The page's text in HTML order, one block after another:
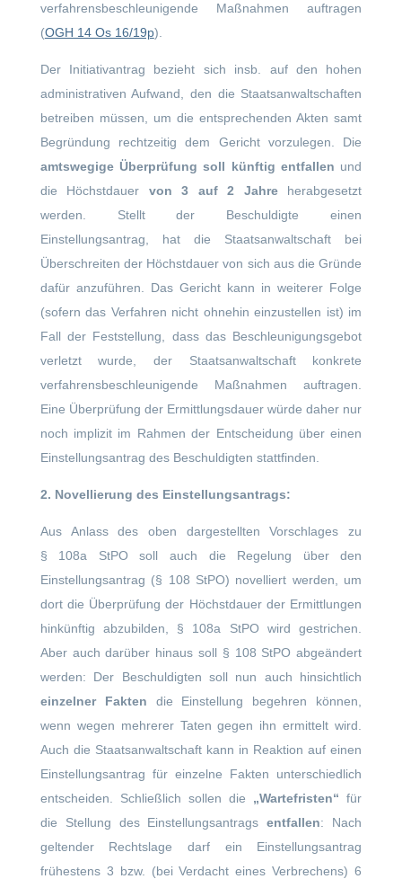
verfahrensbeschleunigende Maßnahmen auftragen
(OGH 14 Os 16/19p).
Der Initiativantrag bezieht sich insb. auf den hohen
administrativen Aufwand, den die Staatsanwaltschaften
betreiben müssen, um die entsprechenden Akten samt
Begründung rechtzeitig dem Gericht vorzulegen. Die
amtswegige Überprüfung soll künftig entfallen und
die Höchstdauer von 3 auf 2 Jahreherabgesetzt
werden. Stellt der Beschuldigte einen
Einstellungsantrag, hat die Staatsanwaltschaft bei
Überschreiten der Höchstdauer von sich aus die Gründe
dafür anzuführen. Das Gericht kann in weiterer Folge
(sofern das Verfahren nicht ohnehin einzustellen ist) im
Fall der Feststellung, dass das Beschleunigungsgebot
verletzt wurde, der Staatsanwaltschaft konkrete
verfahrensbeschleunigende Maßnahmen auftragen.
Eine Überprüfung der Ermittlungsdauer würde daher nur
noch implizit im Rahmen der Entscheidung über einen
Einstellungsantrag des Beschuldigten stattfinden.
2. Novellierung des Einstellungsantrags:
Aus Anlass des oben dargestellten Vorschlages zu
§ 108a StPO soll auch die Regelung über den
Einstellungsantrag (§ 108 StPO) novelliert werden, um
dort die Überprüfung der Höchstdauer der Ermittlungen
hinkünftig abzubilden, § 108a StPO wird gestrichen.
Aber auch darüber hinaus soll § 108 StPO abgeändert
werden: Der Beschuldigten soll nun auch hinsichtlich
einzelner Fakten die Einstellung begehren können,
wenn wegen mehrerer Taten gegen ihn ermittelt wird.
Auch die Staatsanwaltschaft kann in Reaktion auf einen
Einstellungsantrag für einzelne Fakten unterschiedlich
entscheiden. Schließlich sollen die „Wartefristen“für
die Stellung des Einstellungsantragsentfallen: Nach
geltender Rechtslage darf ein Einstellungsantrag
frühestens 3 bzw. (bei Verdacht eines Verbrechens) 6